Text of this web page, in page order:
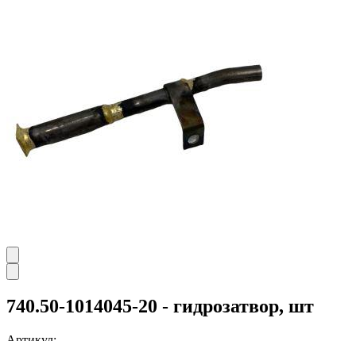
740.50-1014045-20 - гидрозатвор, шт